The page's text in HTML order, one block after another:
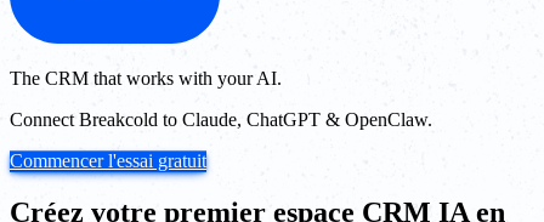
The CRM that works with your AI.
Connect Breakcold to Claude, ChatGPT & OpenClaw.
Commencer l'essai gratuit
Créez votre premier espace CRM IA en